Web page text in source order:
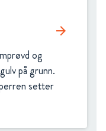
arrow_forward
og
på grunn.
setter